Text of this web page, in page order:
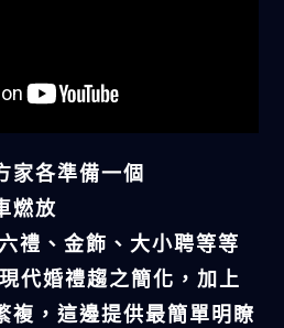
各準備一個
燃放
禮、金飾、大小聘等等
代婚禮趨之簡化，加上
複，這邊提供最簡單明瞭